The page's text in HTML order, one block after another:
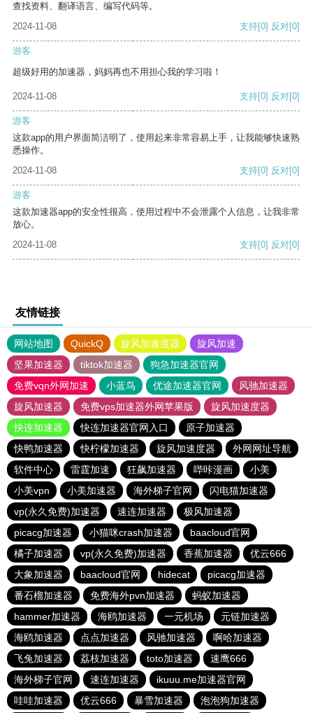
查找资料、翻译语言、编写代码等。
2024-11-08
支持[0] 反对[0]
游客
超级好用的加速器，妈妈再也不用担心我的学习啦！
2024-11-08 支持[0] 反对[0]
游客
这款app的用户界面简洁明了，使用起来非常容易上手，让我能够快速熟
悉操作。
2024-11-08
支持[0] 反对[0]
游客
这款加速器app的安全性很高，使用过程中不会泄露个人信息，让我非常
放心。
2024-11-08
支持[0] 反对[0]
友情链接
网站地图 QuickQ 旋风加速度器
旋风加速
坚果加速器
tiktok加速器
狗急加速器官网
免费vqn外网加速
小蓝鸟 优途加速器官网
风驰加速器
旋风加速器
免费vps加速器外网苹果版
旋风加速度器
快连加速器
快连加速器官网入口
原子加速器
快鸭加速器
快柠檬加速器 旋风加速度器
外网网址导航
软件中心
雷霆加速 狂飙加速器 哔咔漫画
小美
小美vpn
小美加速器 海外梯子官网
闪电猫加速器
vp(永久免费)加速器
速连加速器
极风加速器
picacg加速器
小猫咪crash加速器
baacloud官网
橘子加速器
vp(永久免费)加速器 香蕉加速器
优云666
大象加速器
baacloud官网 hidecat
picacg加速器
番石榴加速器
免费海外pvn加速器
蚂蚁加速器
hammer加速器
海鸥加速器 一元机场
元链加速器
海鸥加速器
点点加速器 风驰加速器
啊哈加速器
飞兔加速器
荔枝加速器 toto加速器
速鹰666
海外梯子官网
速连加速器
ikuuu.me加速器官网
哇哇加速器
优云666 暴雪加速器 泡泡狗加速器